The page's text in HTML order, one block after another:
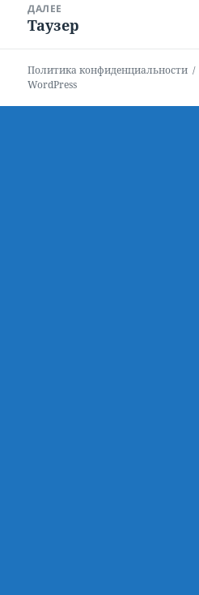
ДАЛЕЕ
Следующая
Таузер
Политика конфиденциальности
WordPress